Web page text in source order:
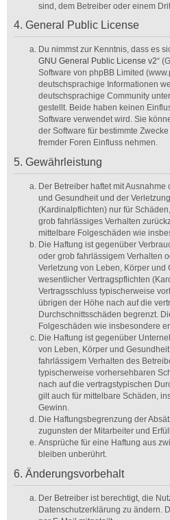
sind, dem Betreiber oder einem
4. General Public License
Du nimmst zur Kenntnis, dass es
GNU General Public License v2“
Software von phpBB Limited
deutschsprachige Informationen
deutschsprachige Community
gestellt. Beide haben keinen
Software verwendet wird. Sie
der Software für bestimmte
fremder Foren Einfluss nehmen.
5. Gewährleistung
Der Betreiber haftet mit
und Gesundheit und der
(Kardinalpflichten) nur für
grob fahrlässiges Verhalten
mittelbare Folgeschäden wie
Die Haftung ist gegenüber
oder grob fahrlässigem Verhalten
Verletzung von Leben, Körper und
wesentlicher Vertragspflichten
Vertragsschluss typischerweise
übrigen der Höhe nach auf die
Durchschnittsschäden begrenzt.
Folgeschäden wie insbesondere
Die Haftung ist gegenüber
von Leben, Körper und
fahrlässigem Verhalten des
typischerweise vorhersehbaren
nach auf die vertragstypischen
gilt auch für mittelbare Schäden,
Gewinn.
Die Haftungsbegrenzung der
zugunsten der Mitarbeiter und
Ansprüche für eine Haftung aus
bleiben unberührt.
6. Änderungsvorbehalt
Der Betreiber ist berechtigt, die
Datenschutzerklärung zu ändern.